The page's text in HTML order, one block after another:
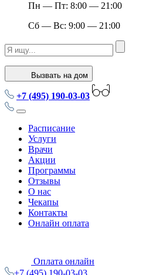
Пн — Пт: 8:00 — 21:00
Сб — Вс: 9:00 — 21:00
Вызвать на дом
+7 (495) 190-03-03
Расписание
Услуги
Врачи
Акции
Программы
Отзывы
О нас
Чекапы
Контакты
Онлайн оплата
Оплата онлайн
+7 (495) 190-03-03